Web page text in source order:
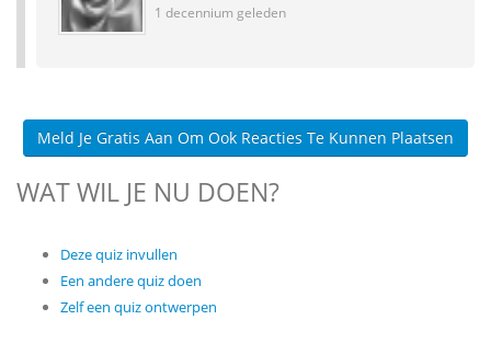
1 decennium geleden
Meld Je Gratis Aan Om Ook Reacties Te Kunnen Plaatsen
WAT WIL JE NU DOEN?
Deze quiz invullen
Een andere quiz doen
Zelf een quiz ontwerpen